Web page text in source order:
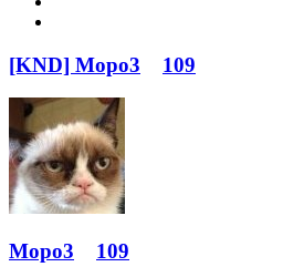
[KND] Mopo3 109
Mopo3 109